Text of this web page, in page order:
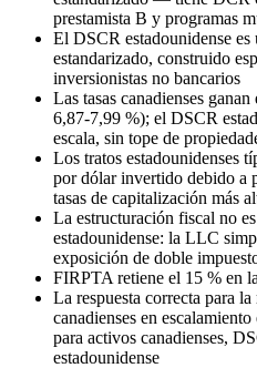
prestamista B y programas
El DSCR estadounidense
estandarizado, construido
inversionistas no bancarios
Las tasas canadienses
6,87-7,99 %); el DSCR
escala, sin tope de
Los tratos estadounidenses
por dólar invertido debido a
tasas de capitalización más
La estructuración fiscal no
estadounidense: la LLC
exposición de doble
FIRPTA retiene el 15 % en
La respuesta correcta para
canadienses en escalamiento
para activos canadienses,
estadounidense